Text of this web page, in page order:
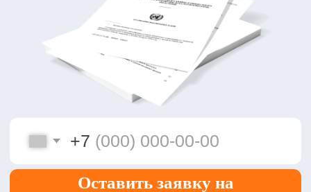
Я даю согласие на обработку персональных
данных в соответствии сПолитикой
конфиденциальности
Оставить заявку на
консультацию
лет на рынке
сертификаций
70
представительствами